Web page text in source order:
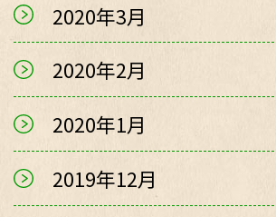
2020年3月
2020年2月
2020年1月
2019年12月